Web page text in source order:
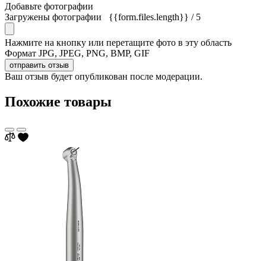
Добавьте фотографии
Загружены фотографии
{{form.files.length}} / 5
Нажмите на кнопку или перетащите фото в эту область
Формат JPG, JPEG, PNG, BMP, GIF
отправить отзыв
Ваш отзыв будет опубликован после модерации.
Похожие товары